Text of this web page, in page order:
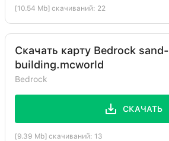
[10.54 Mb] скачиваний: 22
Скачать карту Bedrock sand-
building.mcworld
Bedrock
СКАЧАТЬ
[9.39 Mb] скачиваний: 13